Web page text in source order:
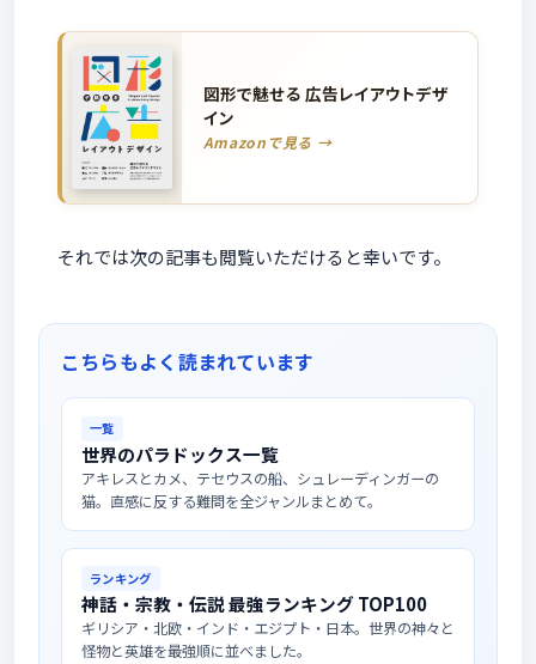
図形で魅せる 広告レイアウトデザ
イン
Amazonで見る →
それでは次の記事も閲覧いただけると幸いです。
こちらもよく読まれています
一覧
世界のパラドックス一覧
アキレスとカメ、テセウスの船、シュレーディンガーの
猫。直感に反する難問を全ジャンルまとめて。
ランキング
神話・宗教・伝説 最強ランキング TOP100
ギリシア・北欧・インド・エジプト・日本。世界の神々と
怪物と英雄を最強順に並べました。